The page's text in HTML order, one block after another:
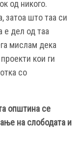
од никого.
затоа што таа си
е дел од таа
мислам дека
кои ги
со
општина се
на слободата и